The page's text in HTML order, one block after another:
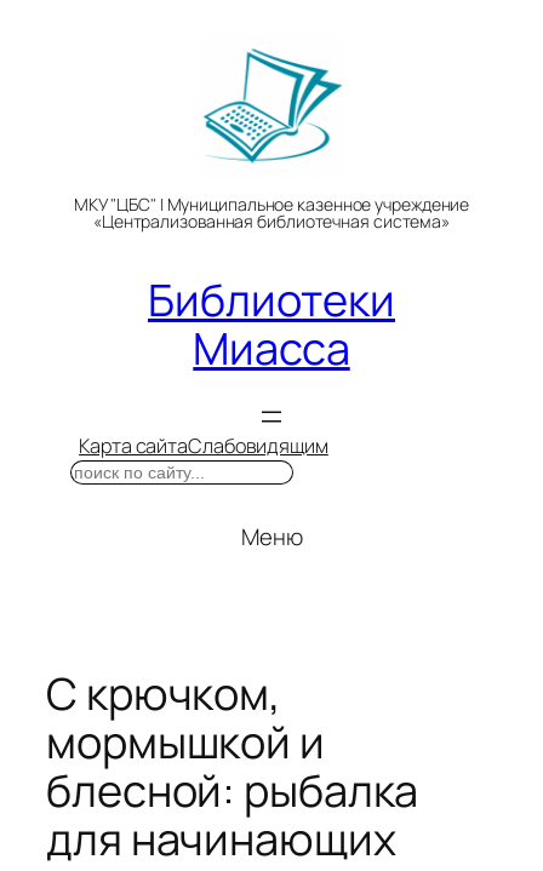
МКУ "ЦБС" | Муниципальное казенное учреждение
«Централизованная библиотечная система»
Библиотеки
Миасса
Карта сайтаСлабовидящим
Поиск
Меню
С крючком,
мормышкой и
блесной: рыбалка
для начинающих